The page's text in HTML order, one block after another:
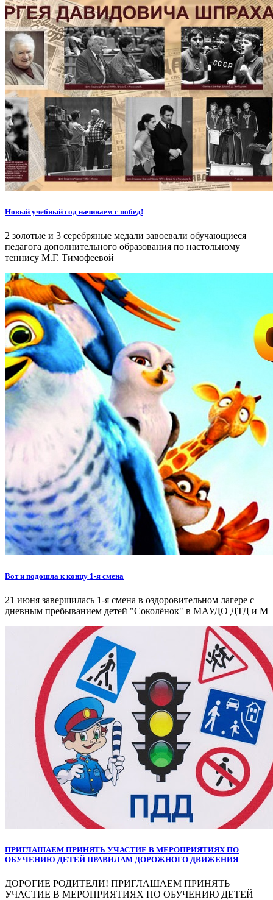
Новый учебный год начинаем с побед!
2 золотые и 3 серебряные медали завоевали обучающиеся
педагога дополнительного образования по настольному
теннису М.Г. Тимофеевой
Вот и подошла к концу 1-я смена
21 июня завершилась 1-я смена в оздоровительном лагере с
дневным пребыванием детей "Соколёнок" в МАУДО ДТД и М
ПРИГЛАШАЕМ ПРИНЯТЬ УЧАСТИЕ В МЕРОПРИЯТИЯХ ПО
ОБУЧЕНИЮ ДЕТЕЙ ПРАВИЛАМ ДОРОЖНОГО ДВИЖЕНИЯ
ДОРОГИЕ РОДИТЕЛИ! ПРИГЛАШАЕМ ПРИНЯТЬ
УЧАСТИЕ В МЕРОПРИЯТИЯХ ПО ОБУЧЕНИЮ ДЕТЕЙ